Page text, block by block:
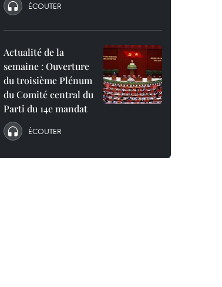
ÉCOUTER
Actualité de la
semaine : Ouverture
du troisième Plénum
du Comité central du
Parti du 14e mandat
ÉCOUTER